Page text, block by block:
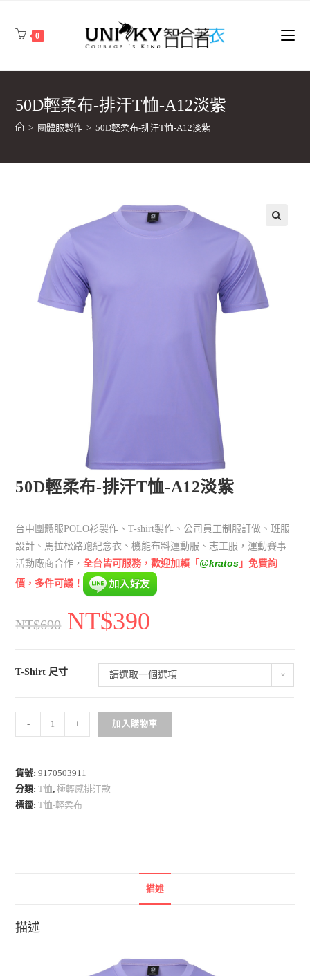
0
50D輕柔布-排汗T恤-A12淡紫
> 團體服製作 > 50D輕柔布-排汗T恤-A12淡紫
50D輕柔布-排汗T恤-A12淡紫
台中團體服POLO衫製作、T-shirt製作、公司員工制服訂做、班服
設計、馬拉松路跑紀念衣、機能布料運動服、志工服，運動賽事
活動廠商合作，全台皆可服務，歡迎加賴「 @kratos」免費詢
價，多件可議！
NT$690 NT$390
T-Shirt 尺寸 請選取一個選項
-
0
輕
柔
布
+ 加入購物車
貨號:9170503911
分類:T恤,極輕感排汗款
標籤:T恤-輕柔布
描述
描述